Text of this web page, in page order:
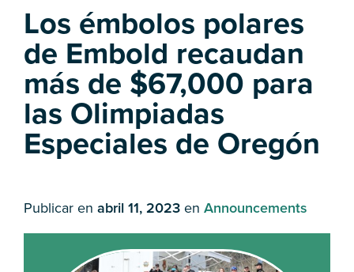
Los émbolos polares
de Embold recaudan
más de $67,000 para
las Olimpiadas
Especiales de Oregón
Publicar en abril 11, 2023 en Announcements